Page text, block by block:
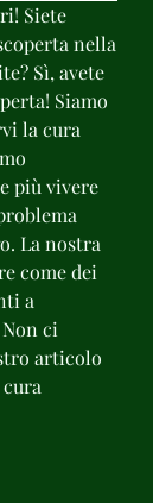
Siete
nella
Sì, avete
Siamo
la cura
più vivere
La nostra
come dei
a
ci
articolo